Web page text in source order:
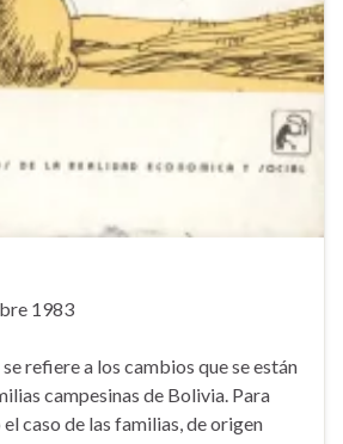
1983
refiere a los cambios que se están
campesinas de Bolivia. Para
caso de las familias, de origen